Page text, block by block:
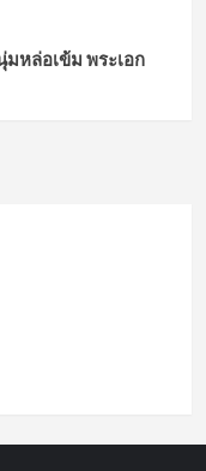
หล่อเข้ม พระเอก